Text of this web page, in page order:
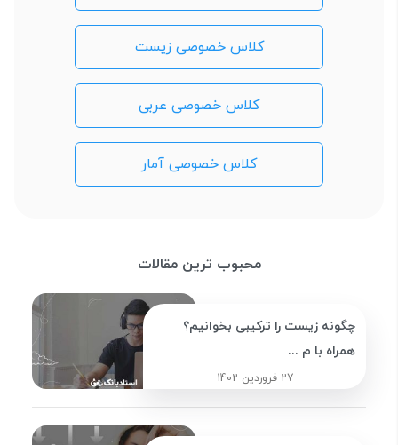
کلاس خصوصی زیست
کلاس خصوصی عربی
کلاس خصوصی آمار
محبوب ترین مقالات
چگونه زیست را ترکیبی بخوانیم؟
همراه با م ...
27 فروردین 1402